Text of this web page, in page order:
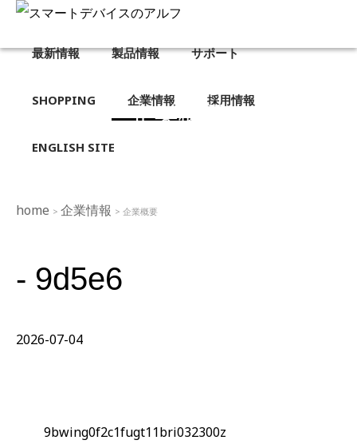
最新情報 製品情報 サポート
SHOPPING 企業情報 採用情報
ENGLISH SITE
企業概要
home > 企業情報 > 企業概要
- 9d5e6
2026-07-04
9bwing0f2c1fugt11bri032300z